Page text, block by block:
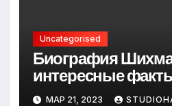
Uncategorised
Биография
интересные
и путь к успеху
МАР 21, 2023